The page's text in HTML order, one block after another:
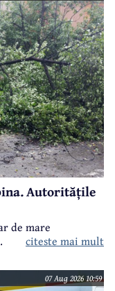
Autoritățile
de mare
citeste mai mult
07 Aug 2026 10:59